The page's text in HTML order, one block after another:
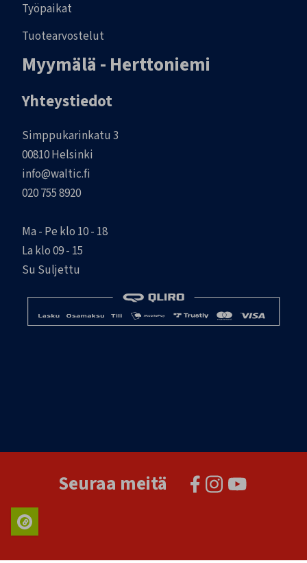
Työpaikat
Tuotearvostelut
Myymälä - Herttoniemi
Yhteystiedot
Simppukarinkatu 3
00810 Helsinki
info@waltic.fi
020 755 8920
Ma - Pe klo 10 - 18
La klo 09 - 15
Su Suljettu
Seuraa meitä